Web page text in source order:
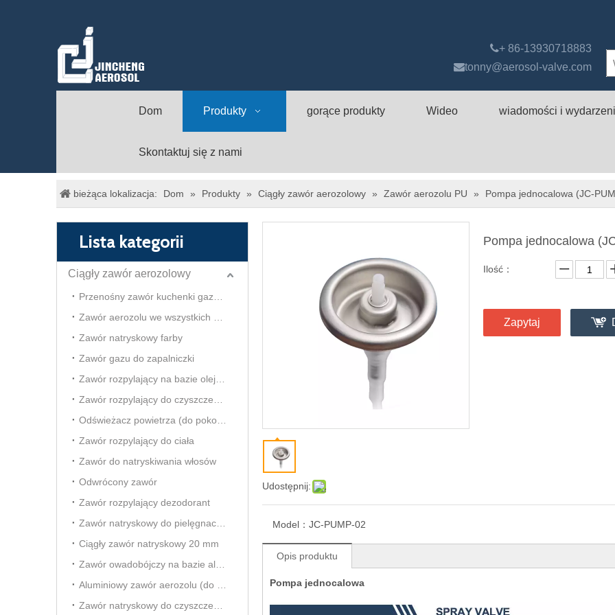
+ 86-13930718883
tonny@aerosol-valve.com
Dom Produkty gorące produkty Wideo wiadomości i
Skontaktuj się z nami
bieżąca lokalizacja: Dom » Produkty » Ciągły zawór aerozolowy » Zawór aerozolu PU » Pompa jednocalowa (JC-
Lista kategorii
Ciągły zawór aerozolowy
Zawór natryskowy farby
Zawór gazu do zapalniczki
Zawór rozpylający do ciała
Zawór do natryskiwania włosów
Odwrócony zawór
Zawór rozpylający dezodorant
Ciągły zawór natryskowy 20 mm
Udostępnij:
Pompa jednocalowa
Ilość：
Zapytaj
Model： JC-PUMP-02
Opis produktu
Pompa jednocalowa